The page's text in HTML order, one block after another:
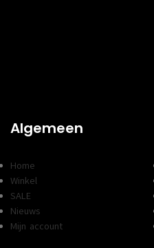
Algemeen
Home
Winkel
SALE
Nieuws
Mijn account